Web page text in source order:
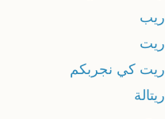
ريب
ريت
ريت كي نجربكم
ريتالة